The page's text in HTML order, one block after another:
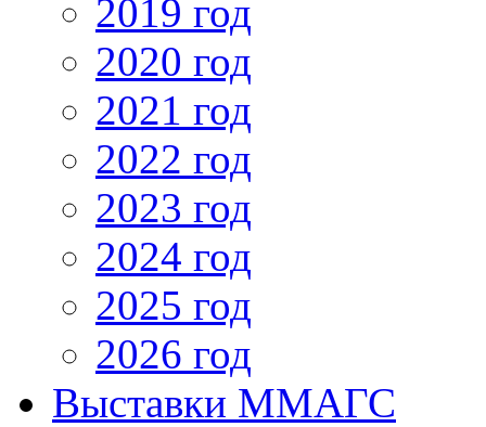
2019 год
2020 год
2021 год
2022 год
2023 год
2024 год
2025 год
2026 год
Выставки ММАГС